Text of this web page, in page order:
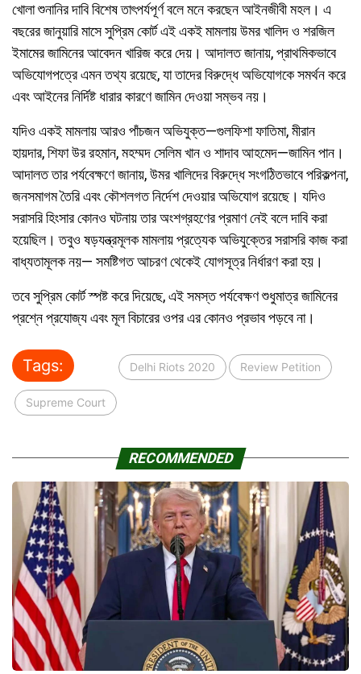
খোলা শুনানির দাবি বিশেষ তাৎপর্যপূর্ণ বলে মনে করছেন আইনজীবী মহল। এ
বছরের জানুয়ারি মাসে সুপ্রিম কোর্ট এই একই মামলায় উমর খালিদ ও শরজিল
ইমামের জামিনের আবেদন খারিজ করে দেয়। আদালত জানায়, প্রাথমিকভাবে
অভিযোগপত্রে এমন তথ্য রয়েছে, যা তাদের বিরুদ্ধে অভিযোগকে সমর্থন করে
এবং আইনের নির্দিষ্ট ধারার কারণে জামিন দেওয়া সম্ভব নয়।
যদিও একই মামলায় আরও পাঁচজন অভিযুক্ত—গুলফিশা ফাতিমা, মীরান
হায়দার, শিফা উর রহমান, মহম্মদ সেলিম খান ও শাদাব আহমেদ—জামিন পান।
আদালত তার পর্যবেক্ষণে জানায়, উমর খালিদের বিরুদ্ধে সংগঠিতভাবে পরিকল্পনা,
জনসমাগম তৈরি এবং কৌশলগত নির্দেশ দেওয়ার অভিযোগ রয়েছে। যদিও
সরাসরি হিংসার কোনও ঘটনায় তার অংশগ্রহণের প্রমাণ নেই বলে দাবি করা
হয়েছিল। তবুও ষড়যন্ত্রমূলক মামলায় প্রত্যেক অভিযুক্তের সরাসরি কাজ করা
বাধ্যতামূলক নয়— সমষ্টিগত আচরণ থেকেই যোগসূত্র নির্ধারণ করা হয়।
তবে সুপ্রিম কোর্ট স্পষ্ট করে দিয়েছে, এই সমস্ত পর্যবেক্ষণ শুধুমাত্র জামিনের
প্রশ্নে প্রযোজ্য এবং মূল বিচারের ওপর এর কোনও প্রভাব পড়বে না।
Tags: Delhi Riots 2020 Review Petition
Supreme Court
RECOMMENDED